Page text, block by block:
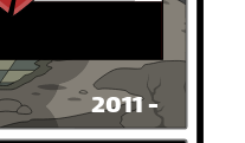
2011 -